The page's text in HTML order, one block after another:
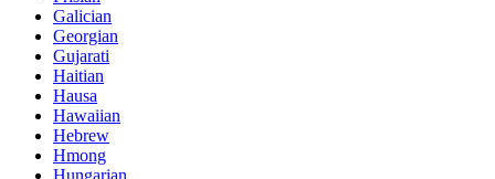
Galician
Georgian
Gujarati
Haitian
Hausa
Hawaiian
Hebrew
Hmong